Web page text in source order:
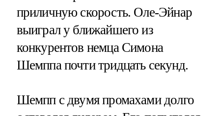
приличную скорость. Оле-Эйнар
выиграл у ближайшего из
конкурентов немца Симона
Шемппа почти тридцать секунд.
Шемпп с двумя промахами долго